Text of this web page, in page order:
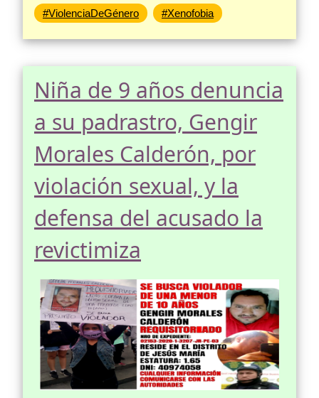
#ViolenciaDeGénero #Xenofobia
Niña de 9 años denuncia
a su padrastro, Gengir
Morales Calderón, por
violación sexual, y la
defensa del acusado la
revictimiza